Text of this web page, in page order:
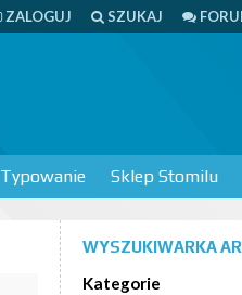
ZALOGUJ SZUKAJ
Typowanie Sklep Stomilu
WYSZUKIWARKA
Kategorie